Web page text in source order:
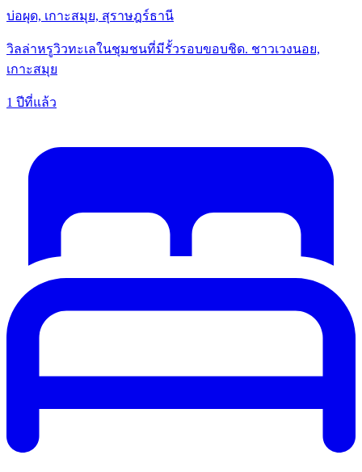
บ่อผุด, เกาะสมุย, สุราษฎร์ธานี
วิลล่าหรูวิวทะเลในชุมชนที่มีรั้วรอบขอบชิด. ชาวเวงนอย,
เกาะสมุย
1 ปีที่แล้ว